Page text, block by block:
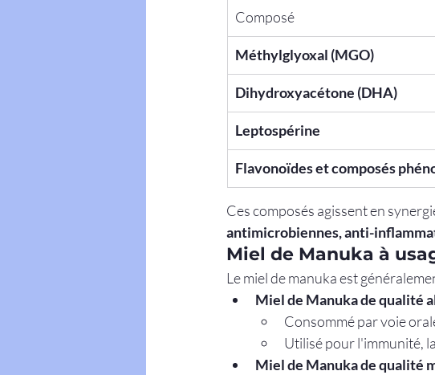
Composé
Méthylglyoxal (MGO)
Dihydroxyacétone (DHA)
Leptospérine
Flavonoïdes et composés
Ces composés agissent en
antimicrobiennes, anti-
Miel de Manuka à
Le miel de manuka est
Miel de Manuka de qualité
Consommé par voie
Utilisé pour l'immunité,
Miel de Manuka de qualité